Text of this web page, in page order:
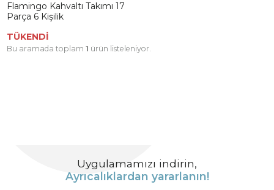
Flamingo Kahvaltı Takımı 17
Parça 6 Kişilik
TÜKENDİ
Bu aramada toplam 1 ürün listeleniyor.
Uygulamamızı indirin,
Ayrıcalıklardan yararlanın!